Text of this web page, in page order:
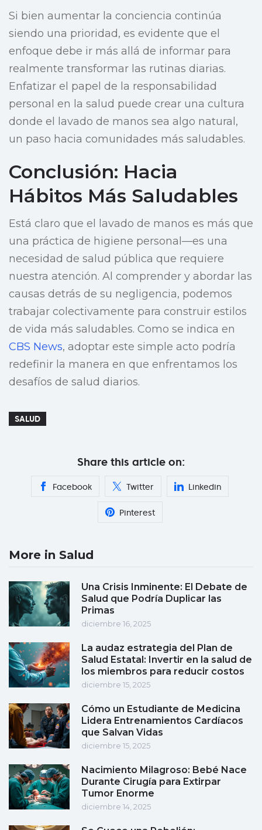
Si bien aumentar la conciencia continúa
siendo una prioridad, es evidente que el
enfoque debe ir más allá de informar para
realmente transformar las rutinas diarias.
Enfatizar el papel de la responsabilidad
personal en la salud puede crear una cultura
donde el lavado de manos sea algo natural,
un paso hacia comunidades más saludables.
Conclusión: Hacia
Hábitos Más Saludables
Está claro que el lavado de manos es más que
una práctica de higiene personal—es una
necesidad de salud pública que requiere
nuestra atención. Al comprender y abordar las
causas detrás de su negligencia, podemos
trabajar colectivamente para construir estilos
de vida más saludables. Como se indica en
CBS News, adoptar este simple acto podría
redefinir la manera en que enfrentamos los
desafíos de salud diarios.
SALUD
Share this article on:
Facebook Twitter Linkedin
Pinterest
More in Salud
Una Crisis Inminente: El Debate de
Salud que Podría Duplicar las
Primas
diciembre 16, 2025
La audaz estrategia del Plan de
Salud Estatal: Invertir en la salud de
los miembros para reducir costos
diciembre 15, 2025
Cómo un Estudiante de Medicina
Lidera Entrenamientos Cardíacos
que Salvan Vidas
diciembre 15, 2025
Nacimiento Milagroso: Bebé Nace
Durante Cirugía para Extirpar
Tumor Enorme
diciembre 14, 2025